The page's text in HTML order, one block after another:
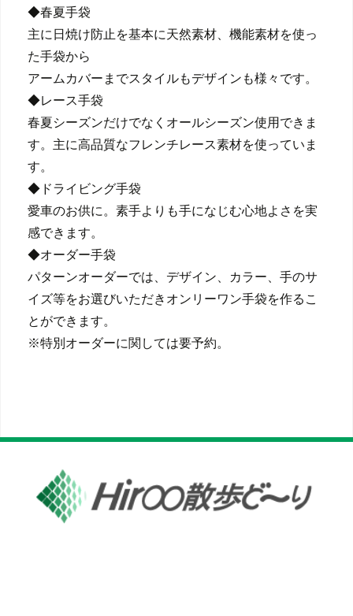
◆春夏手袋
主に日焼け防止を基本に天然素材、機能素材を使っ
た手袋から
アームカバーまでスタイルもデザインも様々です。
◆レース手袋
春夏シーズンだけでなくオールシーズン使用できま
す。主に高品質なフレンチレース素材を使っていま
す。
◆ドライビング手袋
愛車のお供に。素手よりも手になじむ心地よさを実
感できます。
◆オーダー手袋
パターンオーダーでは、デザイン、カラー、手のサ
イズ等をお選びいただきオンリーワン手袋を作るこ
とができます。
※特別オーダーに関しては要予約。